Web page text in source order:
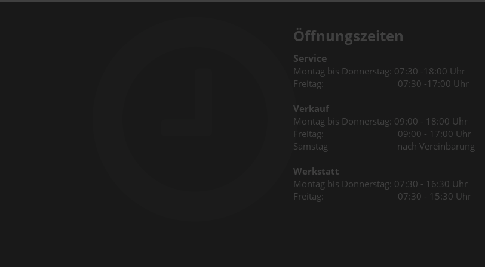
Öffnungszeiten
Service
Montag bis Donnerstag: 07:30 -18:00 Uhr
Freitag: 07:30 -17:00 Uhr
Verkauf
Montag bis Donnerstag: 09:00 - 18:00 Uhr
Freitag: 09:00 - 17:00 Uhr
Samstag nach Vereinbarung
Werkstatt
Montag bis Donnerstag: 07:30 - 16:30 Uhr
Freitag: 07:30 - 15:30 Uhr